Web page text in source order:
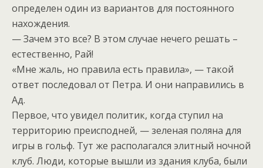
определен один из вариантов для постоянного
нахождения.
— Зачем это все? В этом случае нечего решать –
естественно, Рай!
«Мне жаль, но правила есть правила», — такой
ответ последовал от Петра. И они направились в
Ад.
Первое, что увидел политик, когда ступил на
территорию преисподней, — зеленая поляна для
игры в гольф. Тут же располагался элитный ночной
клуб. Люди, которые вышли из здания клуба, были